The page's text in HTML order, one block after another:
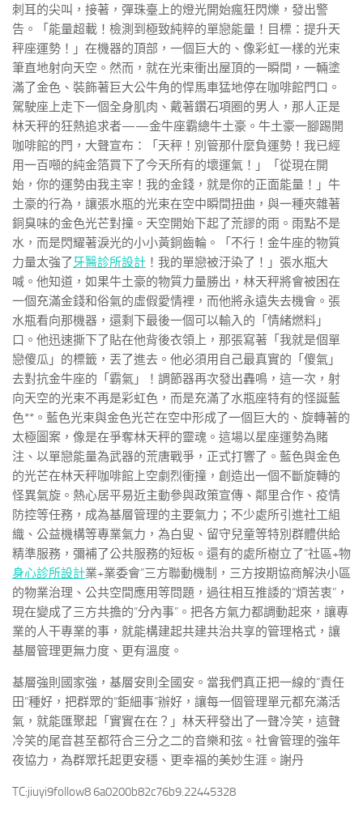
刺耳的尖叫，接著，彈珠臺上的燈光開始瘋狂閃爍，發出警
告。「能量超載！檢測到極致純粹的單戀能量！目標：提升天
秤座運勢！」在機器的頂部，一個巨大的、像彩虹一樣的光束
筆直地射向天空。然而，就在光束衝出屋頂的一瞬間，一輛塗
滿了金色、裝飾著巨大公牛角的悍馬車猛地停在咖啡館門口。
駕駛座上走下一個全身肌肉、戴著鑽石項圈的男人，那人正是
林天秤的狂熱追求者——金牛座霸總牛土豪。牛土豪一腳踢開
咖啡館的門，大聲宣布：「天秤！別管那什麼負運勢！我已經
用一百噸的純金箔買下了今天所有的壞運氣！」「從現在開
始，你的運勢由我主宰！我的金錢，就是你的正面能量！」牛
土豪的行為，讓張水瓶的光束在空中瞬間扭曲，與一種夾雜著
銅臭味的金色光芒對撞。天空開始下起了荒謬的雨。雨點不是
水，而是閃耀著淚光的小小黃銅齒輪。「不行！金牛座的物質
力量太強了牙醫診所設計 ！我的單戀被汙染了！」張水瓶大
喊。他知道，如果牛土豪的物質力量勝出，林天秤將會被困在
一個充滿金錢和俗氣的虛假愛情裡，而他將永遠失去機會。張
水瓶看向那機器，還剩下最後一個可以輸入的「情緒燃料」
口。他迅速撕下了貼在他背後衣領上，那張寫著「我就是個單
戀傻瓜」的標籤，丟了進去。他必須用自己最真實的「傻氣」
去對抗金牛座的「霸氣」！調節器再次發出轟鳴，這一次，射
向天空的光束不再是彩虹色，而是充滿了水瓶座特有的怪誕藍
色**。藍色光束與金色光芒在空中形成了一個巨大的、旋轉著的
太極圖案，像是在爭奪林天秤的靈魂。這場以星座運勢為賭
注、以單戀能量為武器的荒唐戰爭，正式打響了。藍色與金色
的光芒在林天秤咖啡館上空劇烈衝撞，創造出一個不斷旋轉的
怪異氣旋。熱心居平易近主動參與政策宣傳、鄰里合作、疫情
防控等任務，成為基層管理的主要氣力；不少處所引進社工組
織、公益機構等專業氣力，為白叟、留守兒童等特別群體供給
精準服務，彌補了公共服務的短板。還有的處所樹立了“社區+物
身心診所設計業+業委會”三方聯動機制，三方按期協商解決小區
的物業治理、公共空間應用等問題，過往相互推諉的“煩苦衷”，
現在變成了三方共擔的“分內事”。把各方氣力都調動起來，讓專
業的人干專業的事，就能構建起共建共治共享的管理格式，讓
基層管理更無力度、更有溫度。
基層強則國家強，基層安則全國安。當我們真正把一線的“責任
田”種好，把群眾的“鉅細事”辦好，讓每一個管理單元都充滿活
氣，就能匯聚起「實實在在？」林天秤發出了一聲冷笑，這聲
冷笑的尾音甚至都符合三分之二的音樂和弦。社會管理的強年
夜協力，為群眾托起更安穩、更幸福的美妙生涯。謝丹
TC:jiuyi9follow8 6a0200b82c76b9.22445328